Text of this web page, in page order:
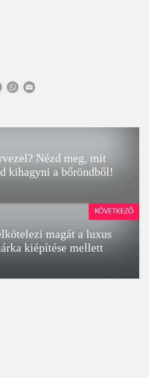
Nézd meg, mit
kihagyni a bőröndből!
magát a luxus
kiépítése mellett
KÖVETKEZŐ